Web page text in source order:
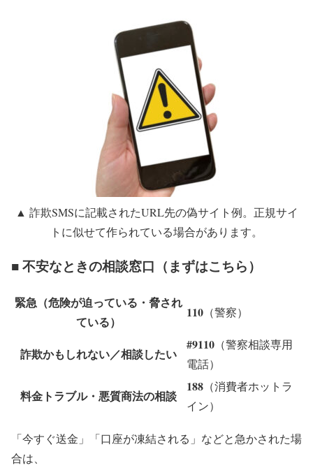
▲ 詐欺SMSに記載されたURL先の偽サイト例。正規サイ
トに似せて作られている場合があります。
■ 不安なときの相談窓口（まずはこちら）
緊急（危険が迫っている・脅され
ている）
110 （警察）
詐欺かもしれない／相談したい
#9110 （警察相談専用
電話）
料金トラブル・悪質商法の相談
188 （消費者ホットラ
イン）
「今すぐ送金」「口座が凍結される」などと急かされた場
合は、